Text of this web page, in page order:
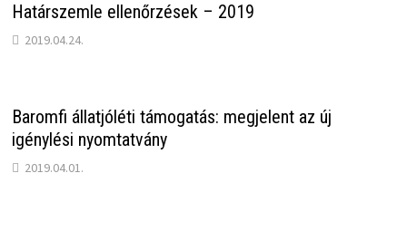
Határszemle ellenőrzések – 2019
2019.04.24.
Baromfi állatjóléti támogatás: megjelent az új
igénylési nyomtatvány
2019.04.01.